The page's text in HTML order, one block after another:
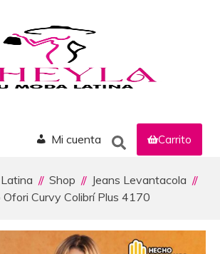
Mi cuenta Carrito
Shop
Jeans Levantacola
Ofori Curvy Colibrí Plus 4170